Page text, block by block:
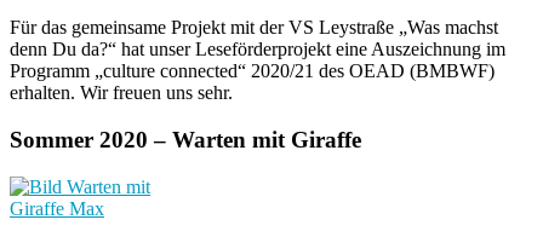
Für das gemeinsame Projekt mit der VS Leystraße „Was machst
denn Du da?“ hat unser Leseförderprojekt eine Auszeichnung im
Programm „culture connected“ 2020/21 des OEAD (BMBWF)
erhalten. Wir freuen uns sehr.
Sommer 2020 – Warten mit Giraffe